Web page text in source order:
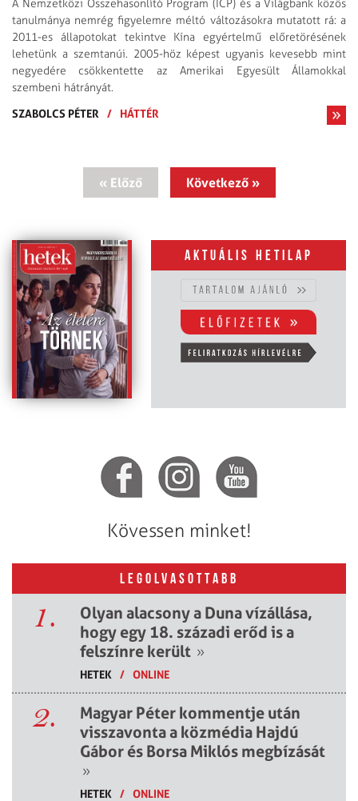
A Nemzetközi Összehasonlító Program (ICP) és a Világbank közös
tanulmánya nemrég figyelemre méltó változásokra mutatott rá: a
2011-es állapotokat tekintve Kína egyértelmű előretörésének
lehetünk a szemtanúi. 2005-höz képest ugyanis kevesebb mint
negyedére csökkentette az Amerikai Egyesült Államokkal
szembeni hátrányát.
SZABOLCS PÉTER
/ HÁTTÉR
« Előző Következő »
Aktuális hetilap
Kövessen minket!
LEGOLVASOTTABB
1.
Olyan alacsony a Duna vízállása,
hogy egy 18. századi erőd is a
felszínre került »
HETEK / ONLINE
2.
Magyar Péter kommentje után
visszavonta a közmédia Hajdú
Gábor és Borsa Miklós megbízását
»
HETEK / ONLINE